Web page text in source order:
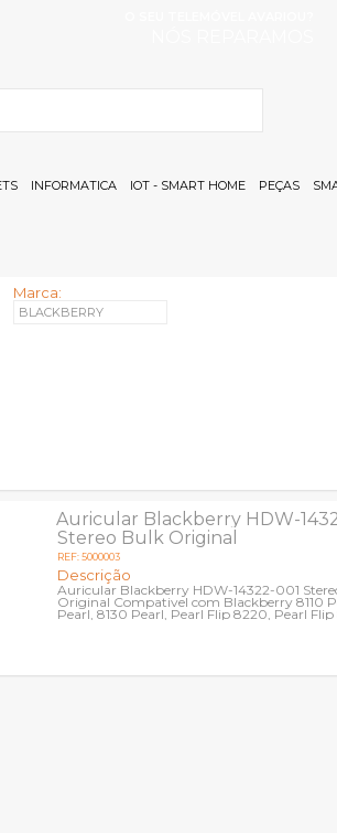
INFORMATICA IOT - SMART HOME PEÇAS
Marca:
BLACKBERRY
Auricular Blackberry HDW-
Stereo Bulk Original
REF: 5000003
Descrição
Auricular Blackberry HDW-14322-001
Original Compativel com Blackberry 8110
Pearl, 8130 Pearl, Pearl Flip 8220, Pearl